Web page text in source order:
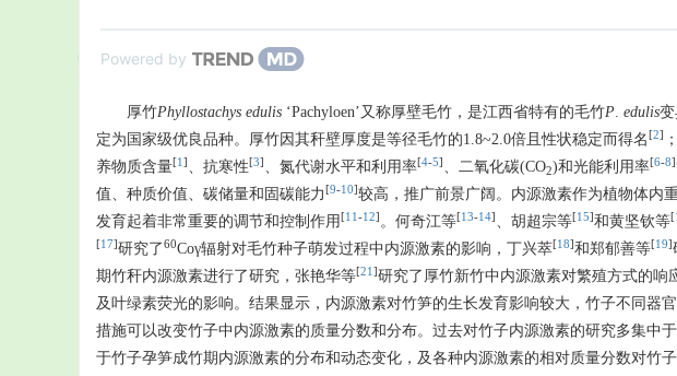
Powered by
厚竹Phyllostachys edulis ‘Pachyloen’又称厚壁毛竹，是江西省特有的毛竹P. edulis
定为国家级优良品种。厚竹因其秆壁厚度是等径毛竹的1.8~2.0倍且性状稳定而得名 [2]
养物质含量[1 ] 、抗寒性[3] 、氮代谢水平和利用率[4-5] 、二氧化碳(CO2)和光能利用率[6-8]
值、种质价值、碳储量和固碳能力 [9-10]较高，推广前景广阔。内源激素作为植物体内
发育起着非常重要的调节和控制作用 [11 -12] 。何奇江等[13-14] 、胡超宗等[15]和黄坚钦等[
[17]研究了60Coγ辐射对毛竹种子萌发过程中内源激素的影响，丁兴萃[18]和郑郁善等[19]
期竹秆内源激素进行了研究，张艳华等[21 ]研究了厚竹新竹中内源激素对繁殖方式的响
及叶绿素荧光的影响。结果显示，内源激素对竹笋的生长发育影响较大，竹子不同器
措施可以改变竹子中内源激素的质量分数和分布。过去对竹子内源激素的研究多集中
于竹子孕笋成竹期内源激素的分布和动态变化，及各种内源激素的相对质量分数对竹